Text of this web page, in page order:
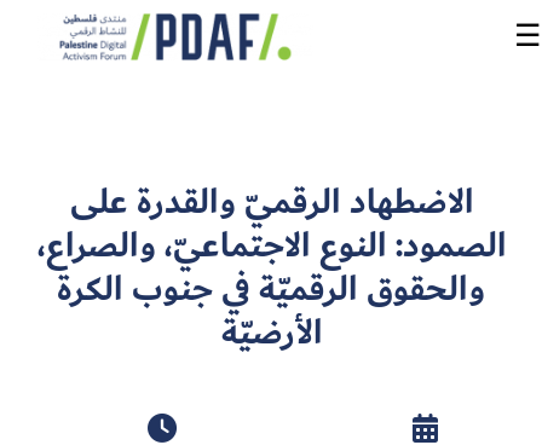
فعاليات
المنتدى
☰
الاضطهاد الرقميّ والقدرة على
الصمود: النوع الاجتماعيّ، والصراع،
والحقوق الرقميّة في جنوب الكرة
الأرضيّة